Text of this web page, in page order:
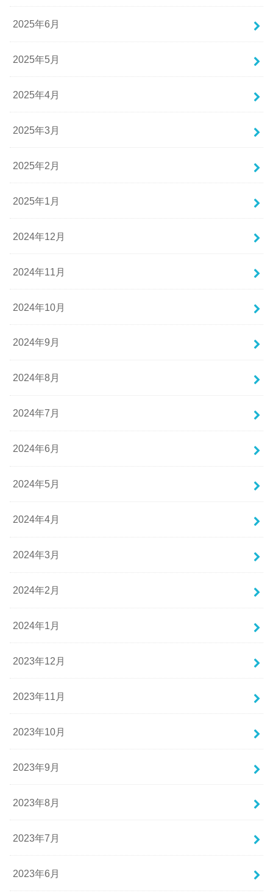
2025年6月
2025年5月
2025年4月
2025年3月
2025年2月
2025年1月
2024年12月
2024年11月
2024年10月
2024年9月
2024年8月
2024年7月
2024年6月
2024年5月
2024年4月
2024年3月
2024年2月
2024年1月
2023年12月
2023年11月
2023年10月
2023年9月
2023年8月
2023年7月
2023年6月